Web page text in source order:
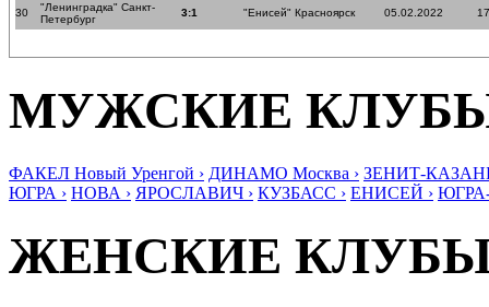
30
"Ленинградка" Санкт-
Петербург
3:1 "Енисей" Красноярск 05.02.2022
МУЖСКИЕ
ФАКЕЛ Новый Уренгой › ДИНАМО Москва › ЗЕНИТ-
ЮГРА › НОВА › ЯРОСЛАВИЧ › КУЗБАСС › ЕНИСЕЙ ›
ЖЕНСКИЕ